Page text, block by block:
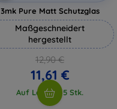
3mk Pure Matt Schutzglas
Maßgeschneidert
hergestellt
12,90 €
11,61 €
Auf Lager > 5 Stk.